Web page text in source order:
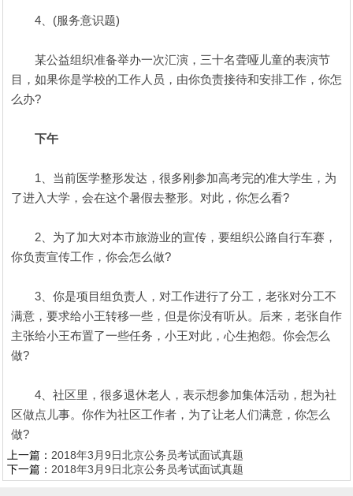
4、(服务意识题)
某公益组织准备举办一次汇演，三十名聋哑儿童的表演节
目，如果你是学校的工作人员，由你负责接待和安排工作，你怎
么办?
下午
1、当前医学整形发达，很多刚参加高考完的准大学生，为
了进入大学，会在这个暑假去整形。对此，你怎么看?
2、为了加大对本市旅游业的宣传，要组织公路自行车赛，
你负责宣传工作，你会怎么做?
3、你是项目组负责人，对工作进行了分工，老张对分工不
满意，要求给小王转移一些，但是你没有听从。后来，老张自作
主张给小王布置了一些任务，小王对此，心生抱怨。你会怎么
做?
4、社区里，很多退休老人，表示想参加集体活动，想为社
区做点儿事。你作为社区工作者，为了让老人们满意，你怎么
做?
上一篇： 2018年3月9日北京公务员考试面试真题
下一篇： 2018年3月9日北京公务员考试面试真题